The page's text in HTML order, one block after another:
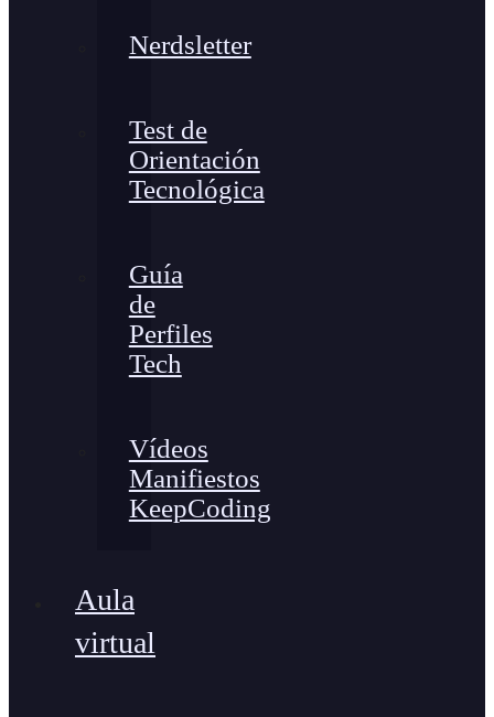
Nerdsletter
Test de
Orientación
Tecnológica
Guía
de
Perfiles
Tech
Vídeos
Manifiestos
KeepCoding
Aula
virtual